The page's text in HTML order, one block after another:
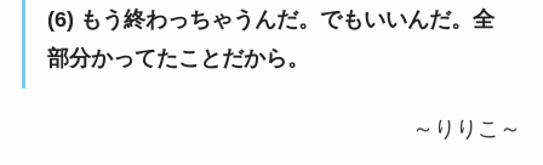
(6) もう終わっちゃうんだ。でもいいんだ。全
部分かってたことだから。
～りりこ～